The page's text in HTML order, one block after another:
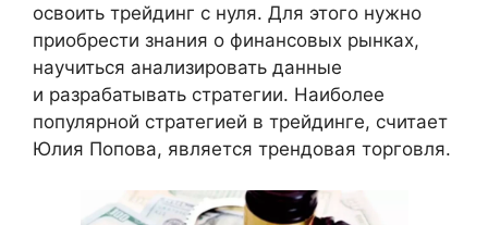
освоить трейдинг с нуля. Для этого нужно
приобрести знания о финансовых рынках,
научиться анализировать данные
и разрабатывать стратегии. Наиболее
популярной стратегией в трейдинге, считает
Юлия Попова, является трендовая торговля.